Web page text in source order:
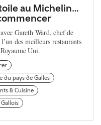
au Michelin…
Gareth Ward, chef de
des meilleurs restaurants
Uni.
du pays de Galles
& Cuisine